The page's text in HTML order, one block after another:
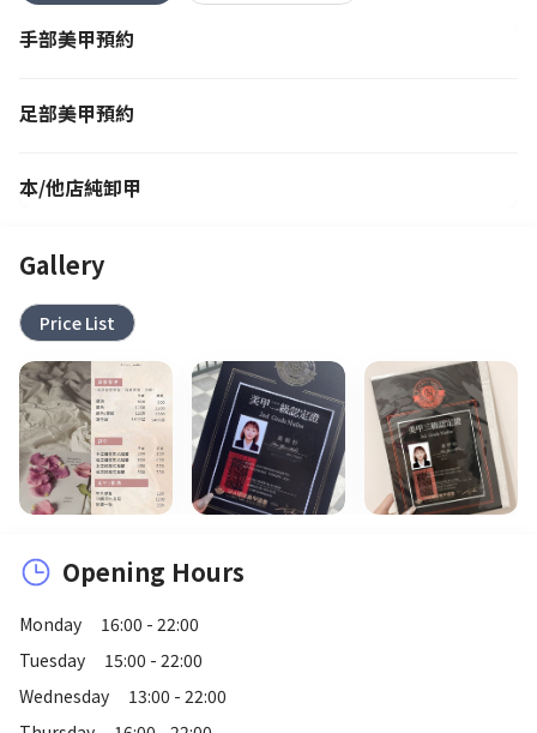
手部美甲預約
足部美甲預約
本/他店純卸甲
Gallery
Price List
Opening Hours
Monday
16:00 - 22:00
Tuesday
15:00 - 22:00
Wednesday
13:00 - 22:00